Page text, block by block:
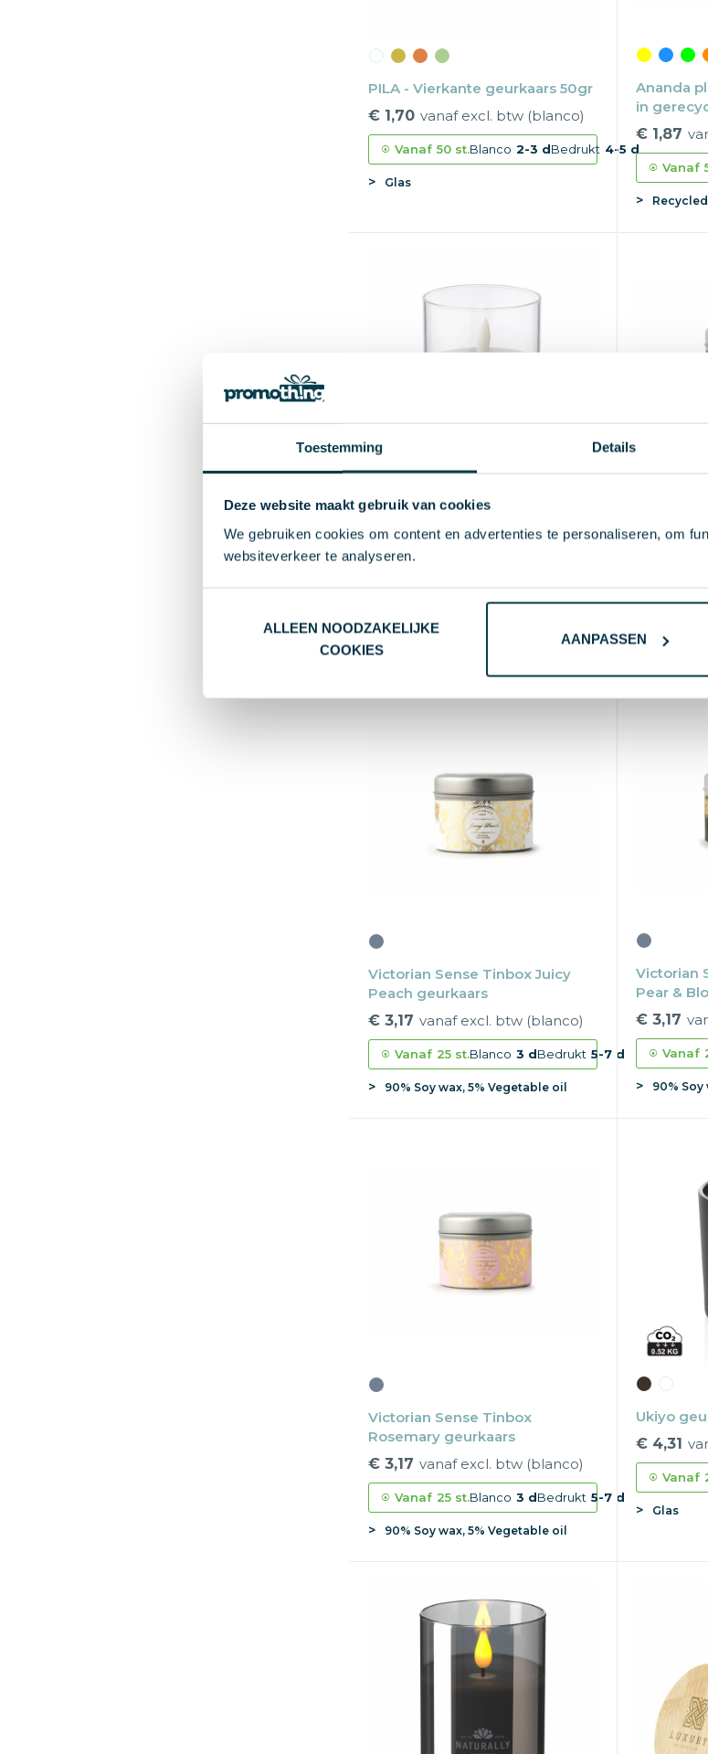
Toestemming Details
Deze website maakt gebruik van cookies
We gebruiken cookies om content en advertenties te personaliseren, om
websiteverkeer te analyseren.
ALLEEN NOODZAKELIJKE
COOKIES
AANPASSEN
PILA - Vierkante geurkaars 50gr
€ 1,70 vanaf excl. btw (blanco)
Vanaf 50 st.Blanco 2-3 dBedrukt 4-5 d
Glas
Ananda
in
€ 1,87
Vanaf
XANDLE+ - LED waxkaars in
houder
Victorian
90%
Victorian Sense Tinbox Juicy
Peach geurkaars
€ 3,17 vanaf excl. btw (blanco)
Vanaf 25 st.Blanco 3 dBedrukt 5-7 d
90% Soy wax, 5% Vegetable oil
Victorian
Pear &
€ 3,17
Vanaf
90% Soy
Victorian Sense Tinbox
Rosemary geurkaars
€ 3,17 vanaf excl. btw (blanco)
Vanaf 25 st.Blanco 3 dBedrukt 5-7 d
90% Soy wax, 5% Vegetable oil
Ukiyo
€ 4,31
Vanaf
Glas